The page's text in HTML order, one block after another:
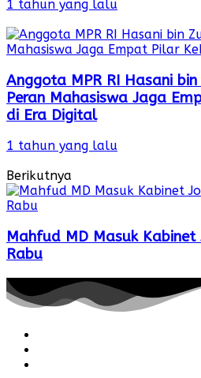
1 tahun yang lalu
Anggota MPR RI Hasani
Peran Mahasiswa Jaga
di Era Digital
1 tahun yang lalu
Berikutnya
Mahfud MD Masuk
Rabu